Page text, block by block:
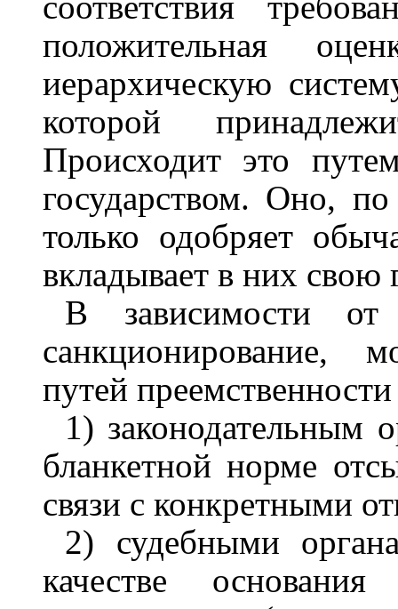
положительная
иерархическую
которой
Происходит это
государством. Оно,
только одобряет
вкладывает в них
В зависимости от
санкционирование,
путей
1) законодательным
бланкетной норме
связи с конкретными
2) судебными
качестве